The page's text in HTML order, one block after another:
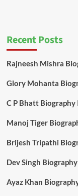
Recent Posts
Rajneesh Mishra
Glory Mohanta
C P Bhatt Biography
Manoj Tiger
Brijesh Tripathi
Dev Singh Biography
Ayaz Khan